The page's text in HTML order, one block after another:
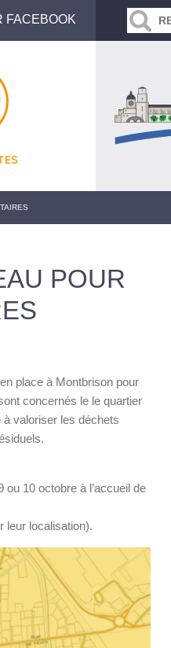
FACEBOOK
POUR
place à Montbrison pour
concernés le le quartier
à valoriser les déchets
10 octobre à l’accueil de
leur localisation).